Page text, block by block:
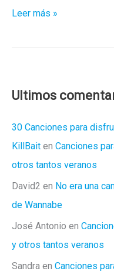
HISTORIAS
EN
PARED
(DIA
Leer más »
Ultimos
30 Canciones para
KillBait en Canciones
otros tantos veranos
David2 en No era una
de Wannabe
José Antonio en
y otros tantos veranos
Sandra en Canciones